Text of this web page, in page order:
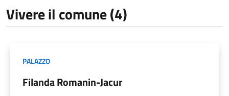
Vivere il comune (4)
PALAZZO
Filanda Romanin-Jacur